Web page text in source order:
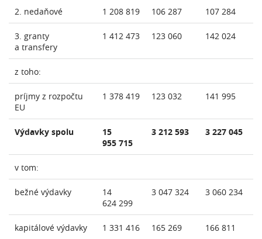
2. nedaňové 1 208 819 106 287 107 284
3. granty
a transfery
1 412 473 123 060 142 024
z toho:
príjmy z rozpočtu
EU
1 378 419 123 032 141 995
Výdavky spolu
15
955 715
3 212 593 3 227 045
v tom:
bežné výdavky
14
624 299
3 047 324 3 060 234
kapitálové výdavky 1 331 416 165 269 166 811